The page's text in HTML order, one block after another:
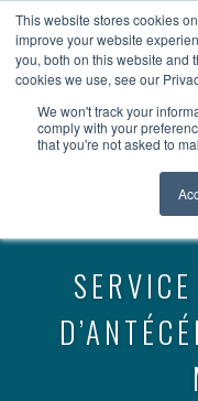
This website stores cookies
improve your website
you, both on this website and
cookies we use, see our
We won't track your
comply with your
that you're not asked to